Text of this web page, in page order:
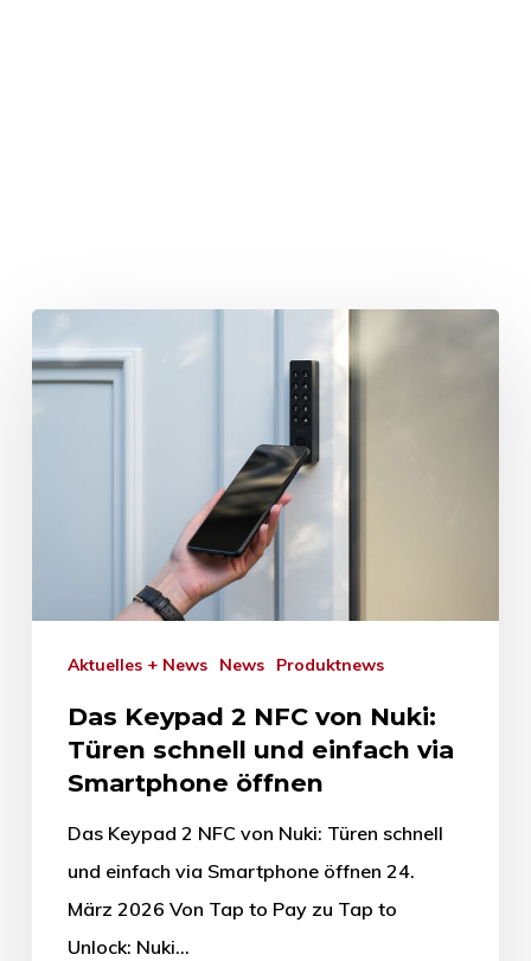
Aktuelles + News News Produktnews
Das Keypad 2 NFC von Nuki:
Türen schnell und einfach via
Smartphone öffnen
Das Keypad 2 NFC von Nuki: Türen schnell
und einfach via Smartphone öffnen 24.
März 2026 Von Tap to Pay zu Tap to
Unlock: Nuki…